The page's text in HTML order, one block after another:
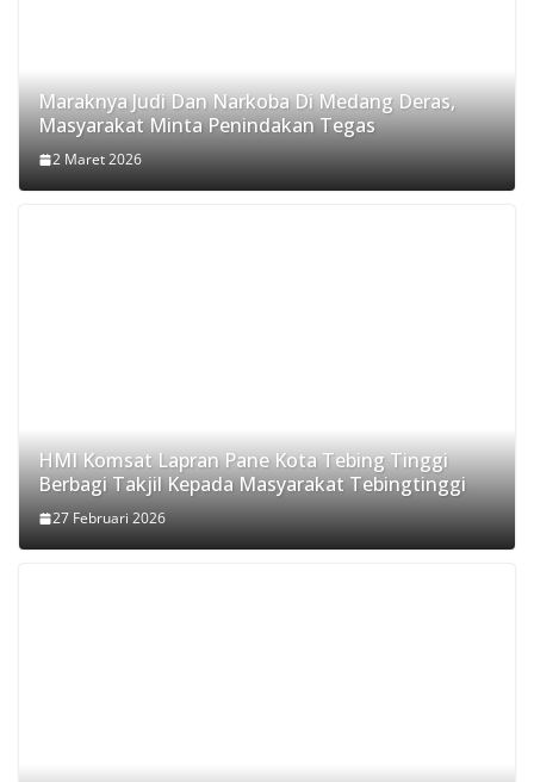
Maraknya Judi Dan Narkoba Di Medang Deras,
Masyarakat Minta Penindakan Tegas
2 Maret 2026
HMI Komsat Lapran Pane Kota Tebing Tinggi
Berbagi Takjil Kepada Masyarakat Tebingtinggi
27 Februari 2026